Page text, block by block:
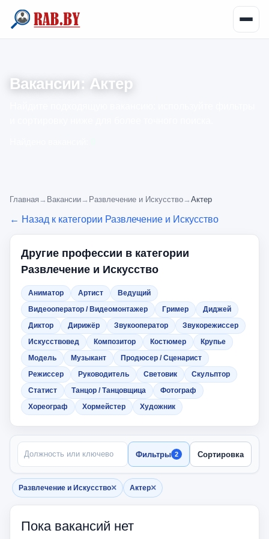
Вакансии: Актер
Главная → Вакансии→ Развлечение и Искусство→ Актер
← Назад к категории Развлечение и Искусство
Другие профессии в категории
Развлечение и Искусство
Аниматор Артист
Ведущий
Видеооператор / Видеомонтажер
Гример
Диджей
Диктор
Дирижёр Звукооператор
Звукорежиссер
Искусствовед
Композитор Костюмер
Крупье
Модель
Музыкант
Продюсер / Сценарист
Режиссер
Руководитель Световик
Скульптор
Статист
Танцор / Танцовщица
Фотограф
Хореограф
Хормейстер Художник
ПОИСК ПО НАЗВАНИЮ
Фильтры 2 Сортировка
Развлечение и Искусство×
Убрать фильтр
Актер×
Убрать фильтр
Пока вакансий нет